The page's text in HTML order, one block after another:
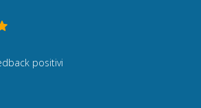
positivi